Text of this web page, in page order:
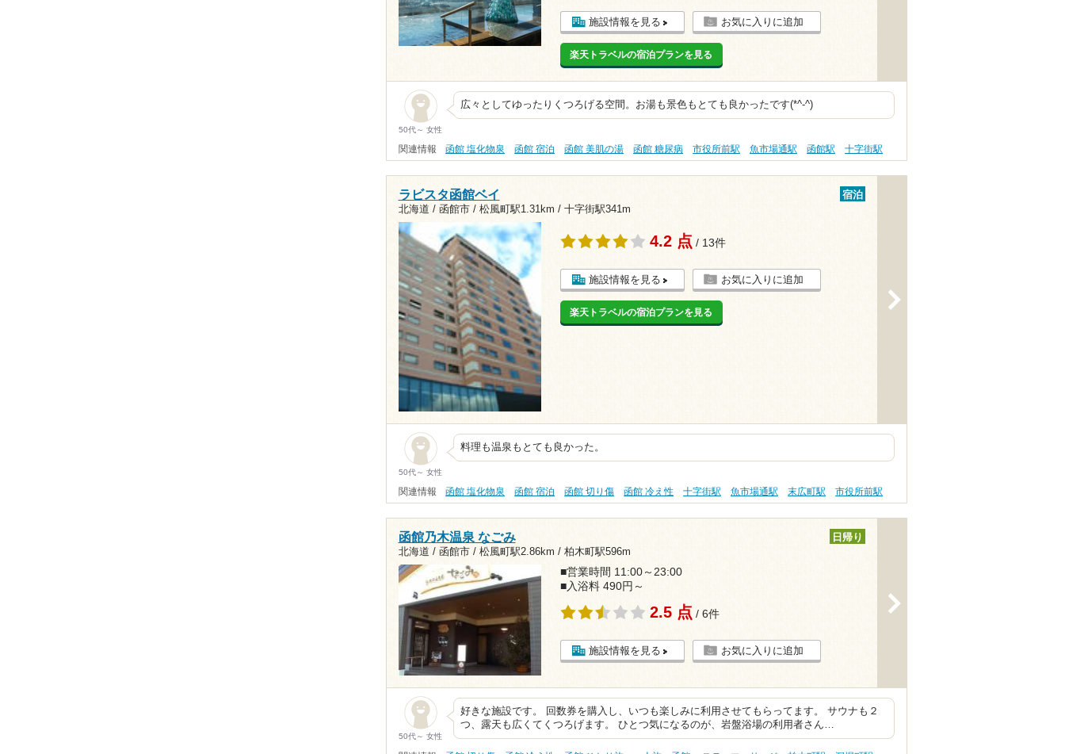
施設情報を見る お気に入りに追加
楽天トラベルの宿泊プランを見る
50代～ 女性
広々としてゆったりくつろげる空間。お湯も景色もとても良かったです(*^-^)
関連情報 函館 塩化物泉 函館 宿泊 函館 美肌の湯 函館 糖尿病 市役所前駅 魚市場通駅 函館駅 十字街駅
ラビスタ函館ベイ
北海道 / 函館市 / 松風町駅1.31km / 十字街駅341m
宿泊
4.2 点 / 13件
施設情報を見る お気に入りに追加
楽天トラベルの宿泊プランを見る
50代～ 女性
料理も温泉もとても良かった。
関連情報 函館 塩化物泉 函館 宿泊 函館 切り傷 函館 冷え性 十字街駅 魚市場通駅 末広町駅 市役所前駅
函館乃木温泉 なごみ
北海道 / 函館市 / 松風町駅2.86km / 柏木町駅596m
日帰り
■営業時間 11:00～23:00
■入浴料 490円～
2.5 点 / 6件
施設情報を見る お気に入りに追加
50代～ 女性
好きな施設です。 回数券を購入し、いつも楽しみに利用させてもらってます。 サウナも２
つ、露天も広くてくつろげます。 ひとつ気になるのが、岩盤浴場の利用者さん…